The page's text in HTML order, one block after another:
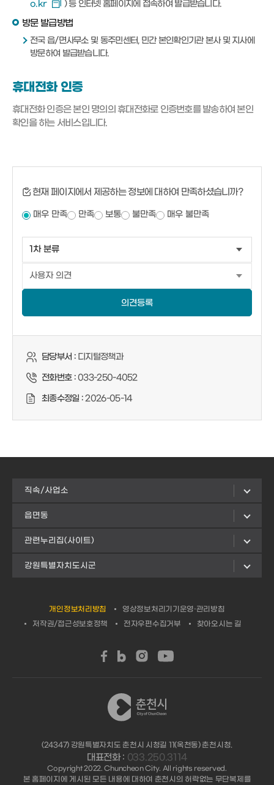
o.kr
) 등 인터넷 홈페이지에 접속하여 발급받습니다.
방문 발급방법
전국 읍/면사무소 및 동주민센터, 민간 본인확인기관 본사 및 지사에
방문하여 발급받습니다.
휴대전화 인증
휴대전화 인증은 본인 명의의 휴대전화로 인증번호를 발송하여 본인
확인을 하는 서비스입니다.
현재 페이지에서 제공하는 정보에 대하여 만족하셨습니까?
매우 만족 만족 보통 불만족 매우 불만족
의견등록
담당부서 :디지털정책과
전화번호 :033-250-4052
최종수정일 :2026-05-14
직속/사업소
읍면동
관련누리집(사이트)
강원특별자치도시군
개인정보처리방침
영상정보처리기기운영·관리방침
저작권/접근성보호정책
전자우편수집거부 찾아오시는 길
(24347) 강원특별자치도 춘천시 시청길 11(옥천동) 춘천시청.
대표전화 : 033.250.3114
Copyright 2022. Chuncheon City. All rights reserved.
본 홈페이지에 게시된 모든 내용에 대하여 춘천시의 허락없는 무단복제를